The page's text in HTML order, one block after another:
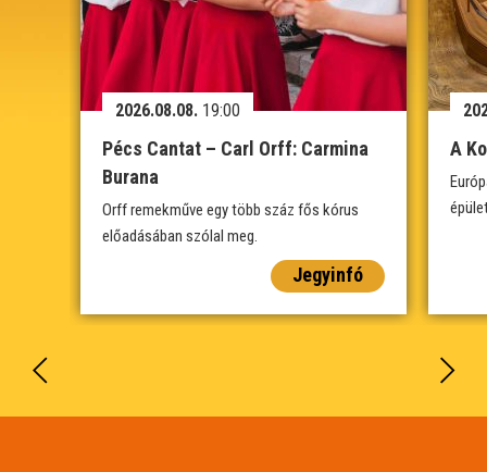
2026.08.08. 19:00
Pécs Cantat – Carl Orff: Carmina
Burana
Orff remekműve egy több száz fős kórus
előadásában szólal meg.
Jegyinfó
A